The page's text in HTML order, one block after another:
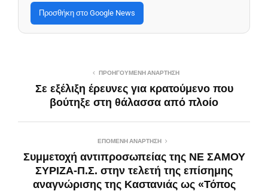
Προσθήκη στο Google News
ΠΡΟΗΓΟΎΜΕΝΗ ΑΝΆΡΤΗΣΗ
Σε εξέλιξη έρευνες για κρατούμενο που
βούτηξε στη θάλασσα από πλοίο
ΕΠΌΜΕΝΗ ΑΝΆΡΤΗΣΗ
Συμμετοχή αντιπροσωπείας της ΝΕ ΣΑΜΟΥ
ΣΥΡΙΖΑ-Π.Σ. στην τελετή της επίσημης
αναγνώρισης της Καστανιάς ως «Τόπος